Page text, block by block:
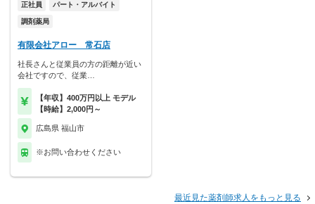
正社員 パート・アルバイト
調剤薬局
有限会社アロー 常石店
社長さんと従業員の方の距離が近い
会社ですので、従業…
【年収】400万円以上 モデル
【時給】2,000円～
広島県 福山市
※お問い合わせください
最近見た薬剤師求人をもっと見る